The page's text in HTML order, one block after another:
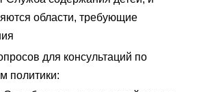
области, требующие
для консультаций по
политики: